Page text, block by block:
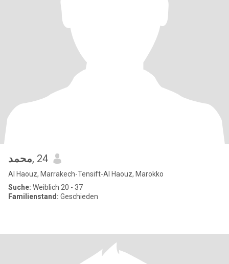
محمد, 24
Al Haouz, Marrakech-Tensift-Al Haouz, Marokko
Suche: Weiblich 20 - 37
Familienstand: Geschieden